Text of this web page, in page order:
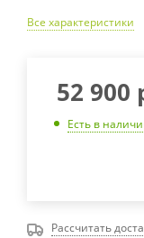
Все характеристики
52 900
Есть в
Рассчитать